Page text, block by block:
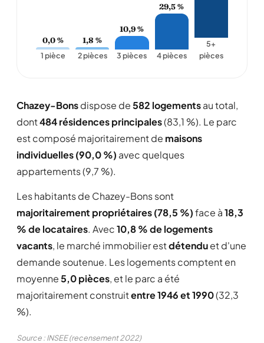
0,0 %
1 pièce
1,8 %
2 pièces
10,9 %
3 pièces
29,5 %
4 pièces
5+
pièces
Chazey-Bonsdispose de582 logementsau total,
dont484 résidences principales(83,1 %). Le parc
est composé majoritairement de maisons
individuelles (90,0 %) avec quelques
appartements (9,7 %).
Les habitants de Chazey-Bons sont
majoritairement propriétaires (78,5 %)face à18,3
% de locataires. Avec10,8 % de logements
vacants, le marché immobilier estdétenduet d'une
demande soutenue. Les logements comptent en
moyenne5,0 pièces, et le parc a été
majoritairement construitentre 1946 et 1990(32,3
%).
Source : INSEE (recensement 2022)